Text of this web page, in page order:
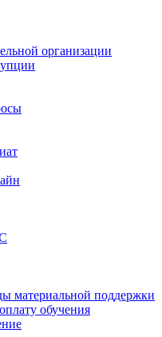
организации
материальной поддержки
обучения